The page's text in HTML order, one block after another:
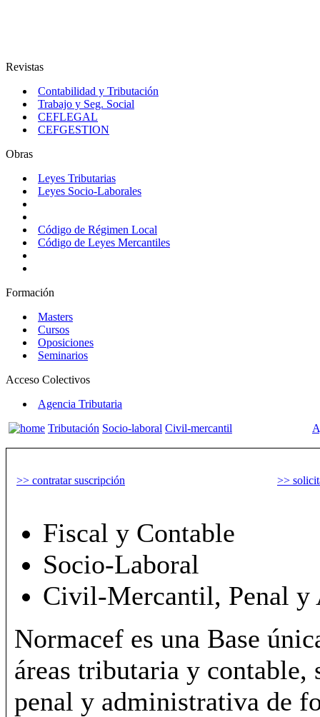
Revistas
Contabilidad y Tributación
Trabajo y Seg. Social
CEFLEGAL
CEFGESTION
Obras
Leyes Tributarias
Leyes Socio-Laborales
Código de Régimen Local
Código de Leyes Mercantiles
Formación
Masters
Cursos
Oposiciones
Seminarios
Acceso Colectivos
Agencia Tributaria
Tributación Socio-laboral Civil-mercantil
>> contratar suscripción >>
Fiscal y Contable
Socio-Laboral
Civil-Mercantil, Penal y
Normacef es una Base
áreas tributaria y
penal y administrativa de